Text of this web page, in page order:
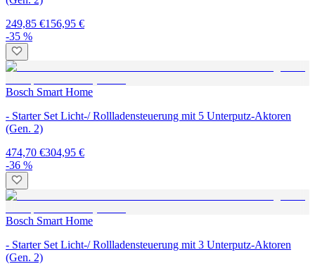
249,85 €156,95 €
-35 %
Bosch Smart Home
- Starter Set Licht-/ Rollladensteuerung mit 5 Unterputz-Aktoren
(Gen. 2)
474,70 €304,95 €
-36 %
Bosch Smart Home
- Starter Set Licht-/ Rollladensteuerung mit 3 Unterputz-Aktoren
(Gen. 2)